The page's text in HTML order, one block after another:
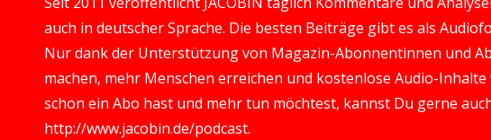
auch in deutscher Sprache. Die besten Beiträge gibt es als
Nur dank der Unterstützung von Magazin-Abonnentinnen und
machen, mehr Menschen erreichen und kostenlose Audio-
schon ein Abo hast und mehr tun möchtest, kannst Du gerne
http://www.jacobin.de/podcast.